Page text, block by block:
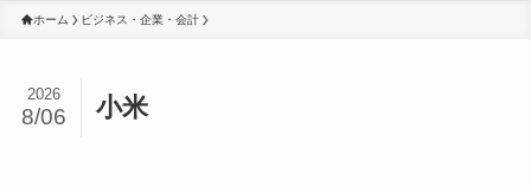
ホーム ビジネス・企業・会計
小米
2026
8/06